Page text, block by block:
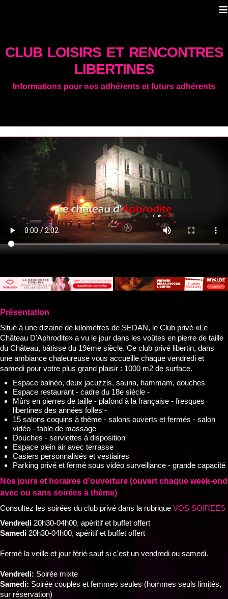
≡
club loisirs et rencontres
libertines
Informations pour nos adhérents et futurs adhérents
Présentation
Situé à une dizaine de kilomètres de SEDAN, le Club privé «Le
Château D'Aphrodite» a vu le jour dans les voûtes en pierre de taille
du Château, bâtisse du 19ème siècle. Ce club privé libertin, dans
une ambiance chaleureuse vous accueille chaque vendredi et
samedi pour votre plus grand plaisir : 1000 m2 de surface.
Espace balnéo, deux jacuzzis, sauna, hammam, douches
Espace restaurant - cadre du 18e siècle -
Mûrs en pierres de taille - plafond à la française - fresques
libertines des années folles -
15 salons coquins à thème - salons ouverts et fermés - salon
vidéo - table de massage
Douches - serviettes à disposition
Espace plein air avec terrasse
Casiers personnalisés et vestiaires
Parking privé et fermé sous vidéo surveillance - grande capacité
Nos jours et horaires d'ouverture (ouvert chaque week-end
avec ou sans soirées à thème)
Consultez les soirées du club privé dans la rubrique VOS SOIREES
Vendredi 20h30-04h00, apéritif et buffet offert
Samedi 20h30-04h00, apéritif et buffet offert
Fermé la veille et jour férié sauf si c'est un vendredi ou samedi.
Vendredi: Soirée mixte
Samedi: Soirée couples et femmes seules (hommes seuls limités,
sur réservation)